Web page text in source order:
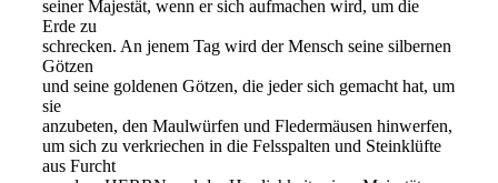
seiner Majestät, wenn er sich aufmachen wird, um die
Erde zu
schrecken. An jenem Tag wird der Mensch seine silbernen
Götzen
und seine goldenen Götzen, die jeder sich gemacht hat, um
sie
anzubeten, den Maulwürfen und Fledermäusen hinwerfen,
um sich zu verkriechen in die Felsspalten und Steinklüfte
aus Furcht